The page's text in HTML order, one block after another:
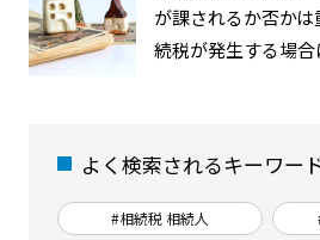
が課されるか否か
続税が発生する場
よく検索されるキーワー
#相続税 相続人